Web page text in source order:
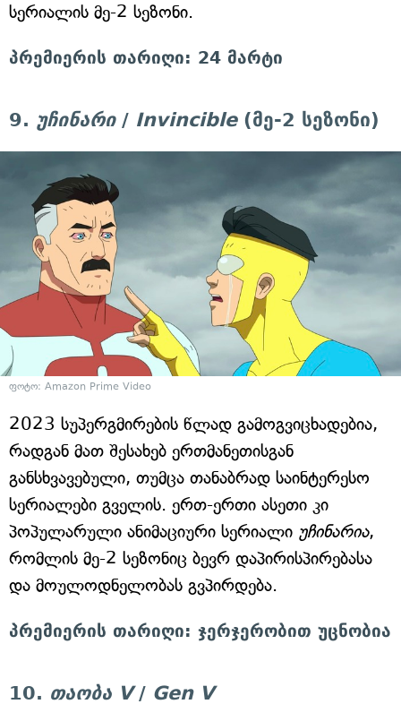
სერიალის მე-2 სეზონი.
პრემიერის თარიღი: 24 მარტი
9. უჩინარი/ Invincible (მე-2 სეზონი)
ფოტო: Amazon Prime Video
2023 სუპერგმირების წლად გამოგვიცხადებია,
რადგან მათ შესახებ ერთმანეთისგან
განსხვავებული, თუმცა თანაბრად საინტერესო
სერიალები გველის. ერთ-ერთი ასეთი კი
პოპულარული ანიმაციური სერიალი უჩინარია,
რომლის მე-2 სეზონიც ბევრ დაპირისპირებასა
და მოულოდნელობას გვპირდება.
პრემიერის თარიღი: ჯერჯერობით უცნობია
10. თაობა V/ Gen V